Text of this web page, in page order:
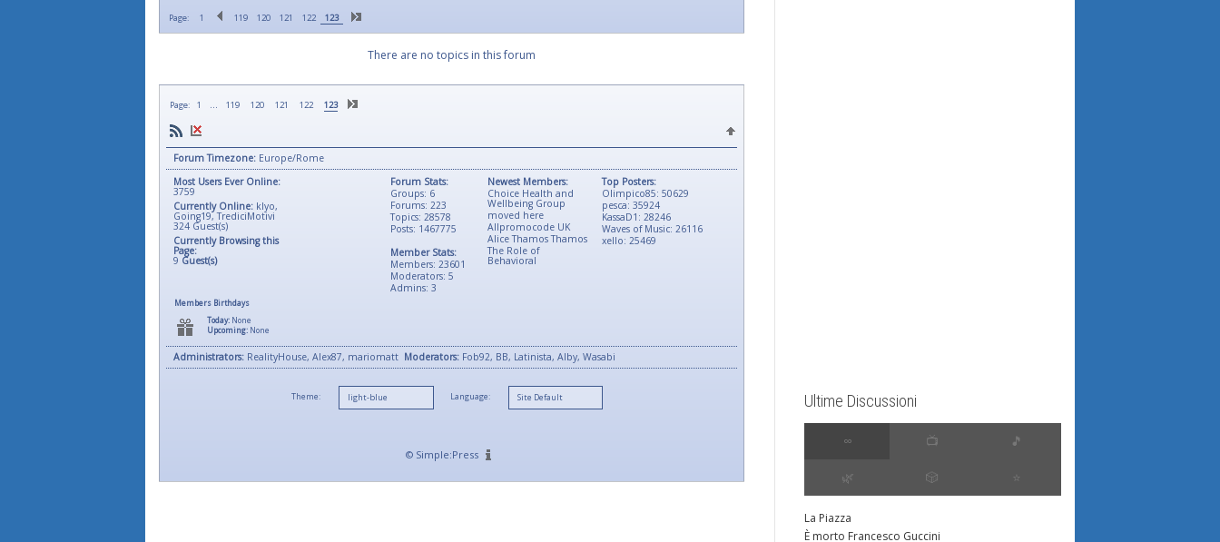
Page: 1 119 120 121 122 123
There are no topics in this forum
Page: 1 ... 119 120 121 122 123
Forum Timezone: Europe/Rome
Most Users Ever Online:
3759
Currently Online: klyo,
Going19,TrediciMotivi
324 Guest(s)
Currently Browsing this
Page:
9 Guest(s)
Members Birthdays
Today: None
Upcoming: None
Top Posters:
Olimpico85: 50629
pesca: 35924
KassaD1: 28246
Waves of Music: 26116
xello: 25469
Newest Members:
Choice Health and
Wellbeing Group
moved here
Allpromocode UK
Alice Thamos Thamos
The Role of
Behavioral
Forum Stats:
Groups: 6
Forums: 223
Topics: 28578
Posts: 1467775
Member Stats:
Members: 23601
Moderators: 5
Admins: 3
Administrators: RealityHouse, Alex87, mariomatt Moderators: Fob92, BB, Latinista, Alby, Wasabi
Theme: Language:
© Simple:Press
Ultime Discussioni
∞ 📺 🎵
🌿 🎲 ⭐️
La Piazza
È morto Francesco Guccini